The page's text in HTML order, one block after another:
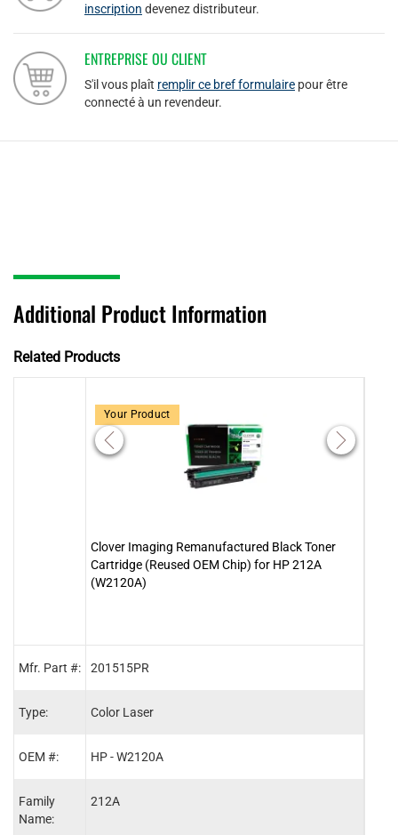
inscription devenez distributeur.
ENTREPRISE OU CLIENT
S'il vous plaît remplir ce bref formulaire pour être
connecté à un revendeur.
Additional Product Information
Related Products
Mfr. Part #:
Type:
OEM #:
Family
Name:
Your Product
Clover Imaging Remanufactured Black Toner
Cartridge (Reused OEM Chip) for HP 212A
(W2120A)
201515PR
Color Laser
HP - W2120A
212A